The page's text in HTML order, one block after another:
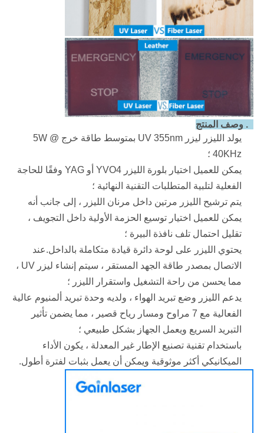
يولد الليزر ليزر UV 355nm بمتوسط ​​طاقة خرج 5W @
40KHz ؛
يمكن للعميل اختيار بلورة الليزر YVO4 أو YAG وفقًا للحاجة
الفعلية لتلبية المتطلبات التقنية النهائية ؛
يتم ترشيح الليزر مرتين داخل مرنان الليزر ، إلى جانب أنه
يمكن للعميل اختيار توسيع الحزمة الأولية داخل التجويف ،
تقليل احتمال تلف نافذة البيرة ؛
يحتوي الليزر على لوحة دائرة قيادة متكاملة بالداخل.عند
الاتصال بمصدر طاقة الجهد المستقر ، سيتم إنشاء ليزر UV ،
مما يحسن من راحة التشغيل واستقرار الليزر ؛
يدعم الليزر وضع تبريد الهواء ، ولديه وحدة تبريد ألمنيوم عالية
الفعالية مع 7 مراوح ومسار رياح قصير ، مما يضمن تأثير
التبريد السريع ويعمل الجهاز بشكل طبيعي ؛
باستخدام تقنية تصنيع الإطار غير المعدلة ، يكون الأداء
الميكانيكي أكثر موثوقية ويمكن أن يعمل بثبات لفترة أطول.